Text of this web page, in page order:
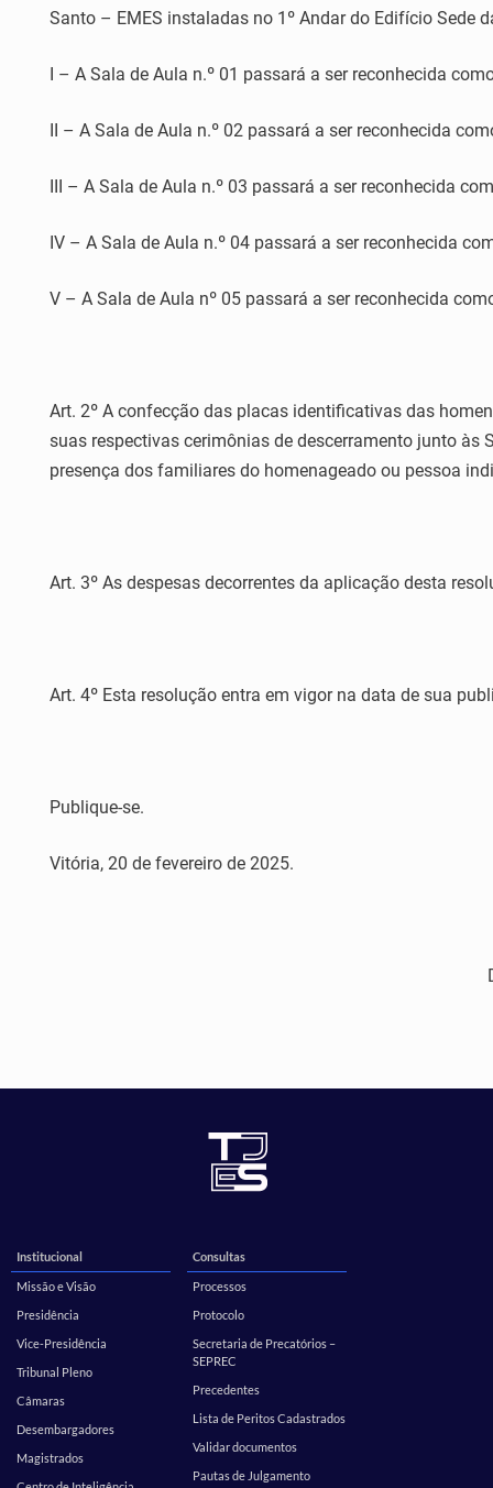
Santo – EMES instaladas no 1º Andar do Edifício Sede
I – A Sala de Aula n.º 01 passará a ser reconhecida como
II – A Sala de Aula n.º 02 passará a ser reconhecida
III – A Sala de Aula n.º 03 passará a ser reconhecida
IV – A Sala de Aula n.º 04 passará a ser reconhecida
V – A Sala de Aula nº 05 passará a ser reconhecida como
Art. 2º A confecção das placas identificativas das
suas respectivas cerimônias de descerramento junto às
presença dos familiares do homenageado ou pessoa
Art. 3º As despesas decorrentes da aplicação desta
Art. 4º Esta resolução entra em vigor na data de sua
Publique-se.
Vitória, 20 de fevereiro de 2025.
Institucional
Missão e Visão
Presidência
Vice-Presidência
Tribunal Pleno
Câmaras
Desembargadores
Magistrados
Consultas
Processos
Protocolo
Secretaria de Precatórios –
SEPREC
Precedentes
Lista de Peritos Cadastrados
Validar documentos
Pautas de Julgamento